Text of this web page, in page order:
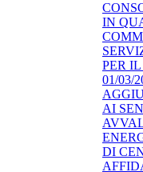
IN
PER
01/03/
AI
DI